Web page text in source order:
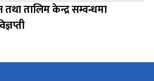
तथा तालिम केन्द्र सम्वन्धमा